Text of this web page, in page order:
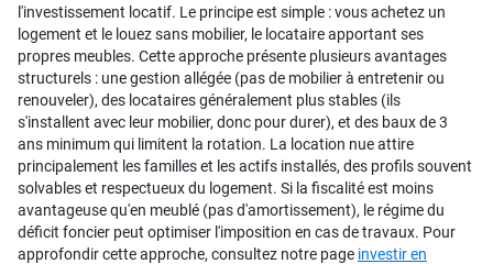
l'investissement locatif. Le principe est simple : vous achetez un
logement et le louez sans mobilier, le locataire apportant ses
propres meubles. Cette approche présente plusieurs avantages
structurels : une gestion allégée (pas de mobilier à entretenir ou
renouveler), des locataires généralement plus stables (ils
s'installent avec leur mobilier, donc pour durer), et des baux de 3
ans minimum qui limitent la rotation. La location nue attire
principalement les familles et les actifs installés, des profils souvent
solvables et respectueux du logement. Si la fiscalité est moins
avantageuse qu'en meublé (pas d'amortissement), le régime du
déficit foncier peut optimiser l'imposition en cas de travaux. Pour
approfondir cette approche, consultez notre page investir en